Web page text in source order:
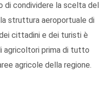
condividere la scelta del
struttura aeroportuale di
cittadini e dei turisti è
agricoltori prima di tutto
agricole della regione.